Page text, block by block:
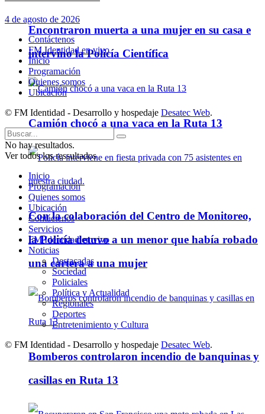
Encontraron muerta a una mujer en su casa e
intervino la Policía Científica
Camión chocó a una vaca en la Ruta 13
Con la colaboración del Centro de Monitoreo,
la Policía detuvo a un menor que había robado
una cartera a una mujer
Bomberos controlaron incendio de banquinas y
casillas en Ruta 13
4 de agosto de 2026
Contáctenos
FM Identidad en vivo
Inicio
Programación
Quienes somos
Ubicación
© FM Identidad - Desarrollo y hospedaje Desatec Web.
No hay resultados.
Ver todos los ressultados
Inicio
Programación
Quienes somos
Ubicación
Contáctenos
Servicios
FM Identidad en vivo
Noticias
Destacadas
Sociedad
Policiales
Política y Actualidad
Regionales
Deportes
Entretenimiento y Cultura
© FM Identidad - Desarrollo y hospedaje Desatec Web.